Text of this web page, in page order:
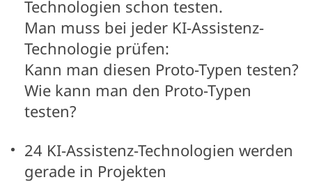
Technologien schon testen.
Man muss bei jeder KI-Assistenz-
Technologie prüfen:
Kann man diesen Proto-Typen testen?
Wie kann man den Proto-Typen
testen?
24 KI-Assistenz-Technologien werden
gerade in Projekten